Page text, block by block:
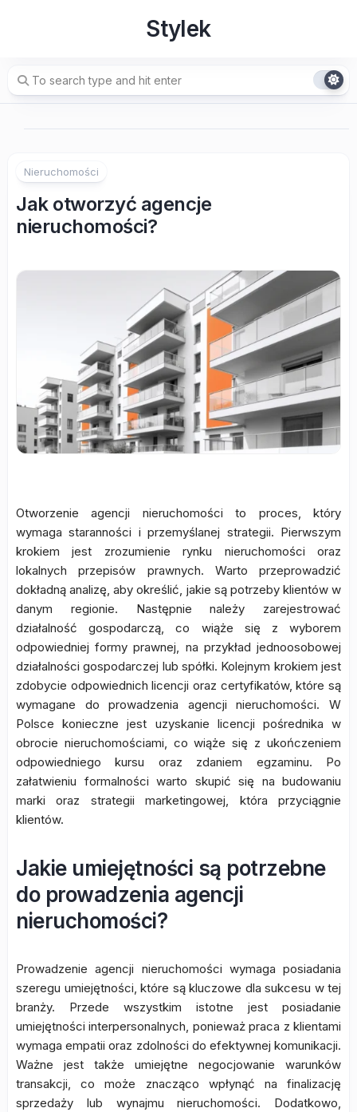
Stylek
Nieruchomości
Jak otworzyć agencje
nieruchomości?
Otworzenie agencji nieruchomości to proces, który
wymaga staranności i przemyślanej strategii. Pierwszym
krokiem jest zrozumienie rynku nieruchomości oraz
lokalnych przepisów prawnych. Warto przeprowadzić
dokładną analizę, aby określić, jakie są potrzeby klientów w
danym regionie. Następnie należy zarejestrować
działalność gospodarczą, co wiąże się z wyborem
odpowiedniej formy prawnej, na przykład jednoosobowej
działalności gospodarczej lub spółki. Kolejnym krokiem jest
zdobycie odpowiednich licencji oraz certyfikatów, które są
wymagane do prowadzenia agencji nieruchomości. W
Polsce konieczne jest uzyskanie licencji pośrednika w
obrocie nieruchomościami, co wiąże się z ukończeniem
odpowiedniego kursu oraz zdaniem egzaminu. Po
załatwieniu formalności warto skupić się na budowaniu
marki oraz strategii marketingowej, która przyciągnie
klientów.
Jakie umiejętności są potrzebne
do prowadzenia agencji
nieruchomości?
Prowadzenie agencji nieruchomości wymaga posiadania
szeregu umiejętności, które są kluczowe dla sukcesu w tej
branży. Przede wszystkim istotne jest posiadanie
umiejętności interpersonalnych, ponieważ praca z klientami
wymaga empatii oraz zdolności do efektywnej komunikacji.
Ważne jest także umiejętne negocjowanie warunków
transakcji, co może znacząco wpłynąć na finalizację
sprzedaży lub wynajmu nieruchomości. Dodatkowo,